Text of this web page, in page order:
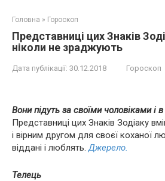
Головна » Гороскоп
Представниці цих Знаків
ніколи не зраджують
Дата публікації: 30.12.2018 Гороскоп
Вони підуть за своїми чоловіками і
Представниці цих Знаків Зодіаку
і вірним другом для своєї коханої
віддані і люблять.Джерело.
Телець